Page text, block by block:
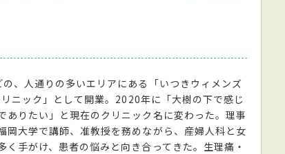
、人通りの多いエリアにある「いつきウィメンズ
ニック」として開業。2020年に「大樹の下で感じ
りたい」と現在のクリニック名に変わった。理事
大学で講師、准教授を務めながら、産婦人科と女
手がけ、患者の悩みと向き合ってきた。生理痛・